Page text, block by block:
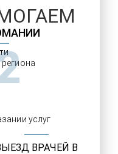
услуг
ВРАЧЕЙ В